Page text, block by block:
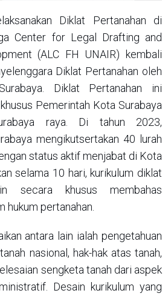
Diklat Pertanahan di
Center for Legal Drafting and
(ALC FH UNAIR) kembali
Diklat Pertanahan oleh
Diklat Pertanahan ini
Pemerintah Kota Surabaya
raya. Di tahun 2023,
mengikutsertakan 40 lurah
status aktif menjabat di Kota
selama 10 hari, kurikulum diklat
secara khusus membahas
hukum pertanahan.
antara lain ialah pengetahuan
nasional, hak-hak atas tanah,
sengketa tanah dari aspek
Desain kurikulum yang